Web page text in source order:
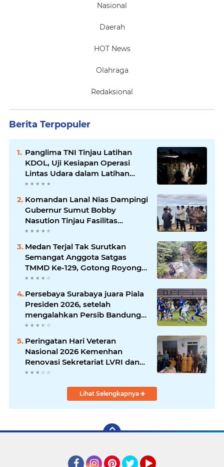
Nasional
Daerah
HOT News
Olahraga
Redaksional
Berita Terpopuler
Panglima TNI Tinjau Latihan
KDOL, Uji Kesiapan Operasi
Lintas Udara dalam Latihan
Terintegrasi TNI 2026
Komandan Lanal Nias Dampingi
Gubernur Sumut Bobby
Nasution Tinjau Fasilitas
Kesehatan dan Budidaya
Medan Terjal Tak Surutkan
Semangat Anggota Satgas
TMMD Ke-129, Gotong Royong
Wujudkan Pembangunan di
Persebaya Surabaya juara Piala
Presiden 2026, setelah
mengalahkan Persib Bandung
melalui drama adu penalti pada
6-5 setelah kedua tim bermain
imbang 1-1 hingga 120 menit
Peringatan Hari Veteran
Nasional 2026 Kemenhan
Renovasi Sekretariat LVRI dan
Bedah Rumah Veteran di 19
Lihat Selengkapnya